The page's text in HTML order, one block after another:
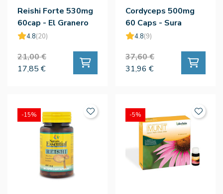
Reishi Forte 530mg
60cap - El Granero
4.8(20)
21,00 €
17,85 €
Cordyceps 500mg
60 Caps - Sura
Vitasan
4.8(9)
37,60 €
31,96 €
-15% -5%